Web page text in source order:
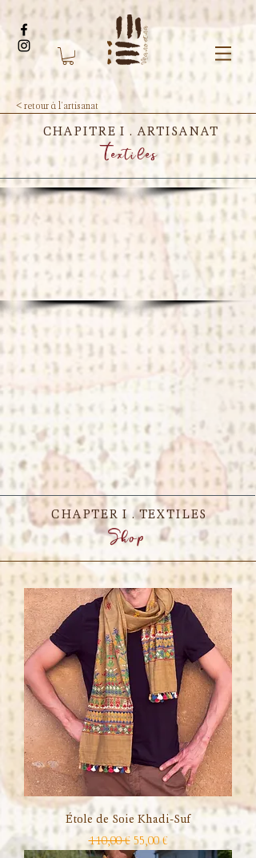
< retour à l'artisanat
CHAPTER I . TEXTILES
Shop
Étole de Soie Khadi-Suf
Prix original
110,00 € Prix promotionnel
55,00 €
CHAPITRE I . ARTISANAT
Textiles